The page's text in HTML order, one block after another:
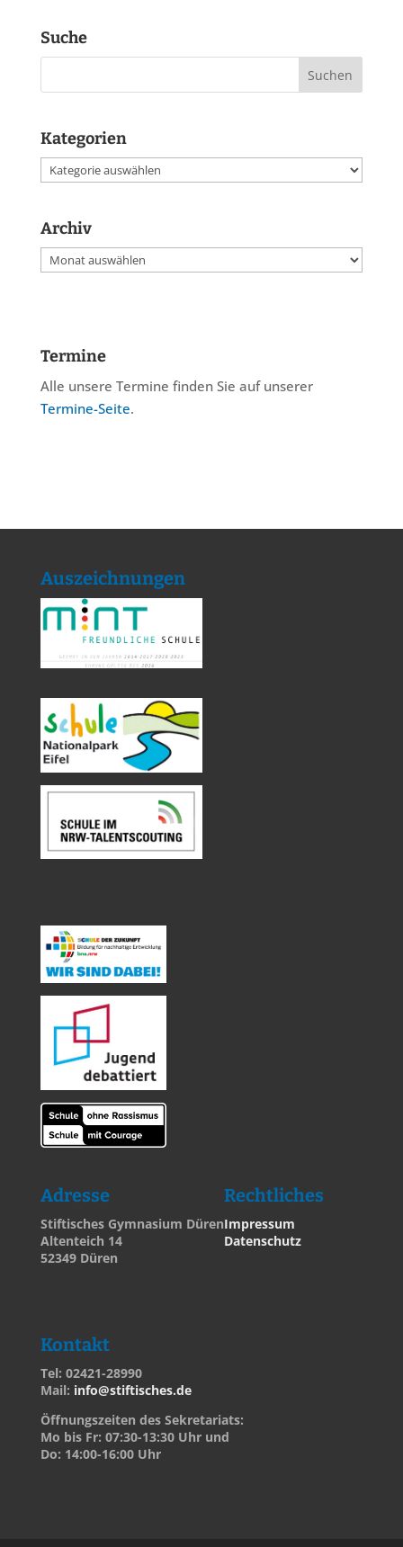
Suche
Kategorien
Kategorien
Archiv
Archiv
Termine
Alle unsere Termine finden Sie auf unserer
Termine-Seite.
Auszeichnungen
Adresse
Stiftisches Gymnasium Düren
Altenteich 14
52349 Düren
Rechtliches
Impressum
Datenschutz
Kontakt
Tel: 02421-28990
Mail: info@stiftisches.de
Öffnungszeiten des Sekretariats:
Mo bis Fr: 07:30-13:30 Uhr und
Do: 14:00-16:00 Uhr